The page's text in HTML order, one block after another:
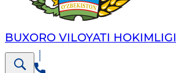
BUXORO VILOYATI HOKIMLIGI